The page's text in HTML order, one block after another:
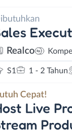
Realco
S1 1 - 2 Tahun
Cepat!
Live